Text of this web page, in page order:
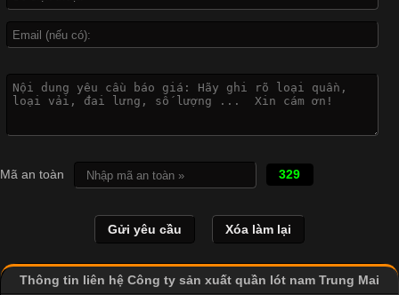
Đại
Cập nhật 2026-04-21 15:41:03
In Chuyển Nhiệt Là Gì? Công Nghệ In Hiện Đại Trong Ngành
May Mặc Trong ngành in ấn và thời trang, in chuyển nhiệt đang
hình ảnh sắc nét và bền màu. Đặc biệt, kỹ thuật này được ứng
dụng rộng rãi trong sản xuất áo thun, đồ thể thao
Mã an toàn 329
Thông tin liên hệ Công ty sản xuất quần lót nam Trung Mai